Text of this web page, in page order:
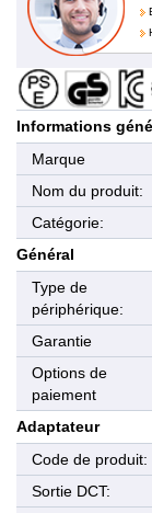
Informations
Marque
Nom du produit:
Catégorie:
Général
Type de
périphérique:
Garantie
Options de
paiement
Adaptateur
Code de produit:
Sortie DCT: